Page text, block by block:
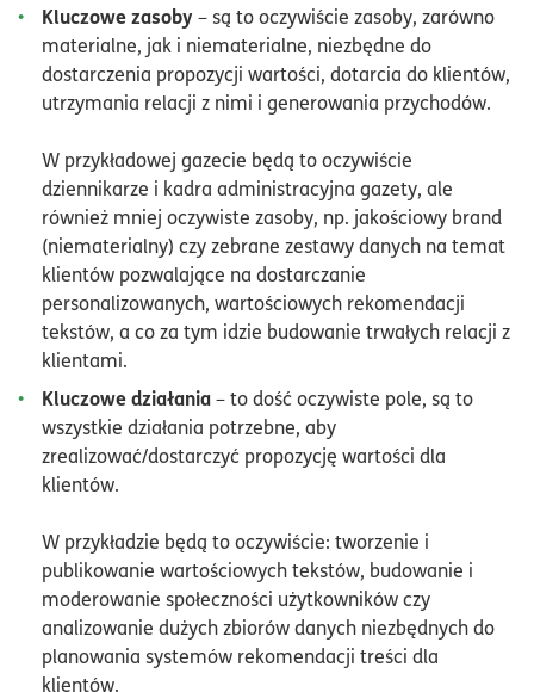
Kluczowe zasoby– są to oczywiście zasoby, zarówno
materialne, jak i niematerialne, niezbędne do
dostarczenia propozycji wartości, dotarcia do klientów,
utrzymania relacji z nimi i generowania przychodów.
W przykładowej gazecie będą to oczywiście
dziennikarze i kadra administracyjna gazety, ale
również mniej oczywiste zasoby, np. jakościowy brand
(niematerialny) czy zebrane zestawy danych na temat
klientów pozwalające na dostarczanie
personalizowanych, wartościowych rekomendacji
tekstów, a co za tym idzie budowanie trwałych relacji z
klientami.
Kluczowe działania– to dość oczywiste pole, są to
wszystkie działania potrzebne, aby
zrealizować/dostarczyć propozycję wartości dla
klientów.
W przykładzie będą to oczywiście: tworzenie i
publikowanie wartościowych tekstów, budowanie i
moderowanie społeczności użytkowników czy
analizowanie dużych zbiorów danych niezbędnych do
planowania systemów rekomendacji treści dla
klientów.